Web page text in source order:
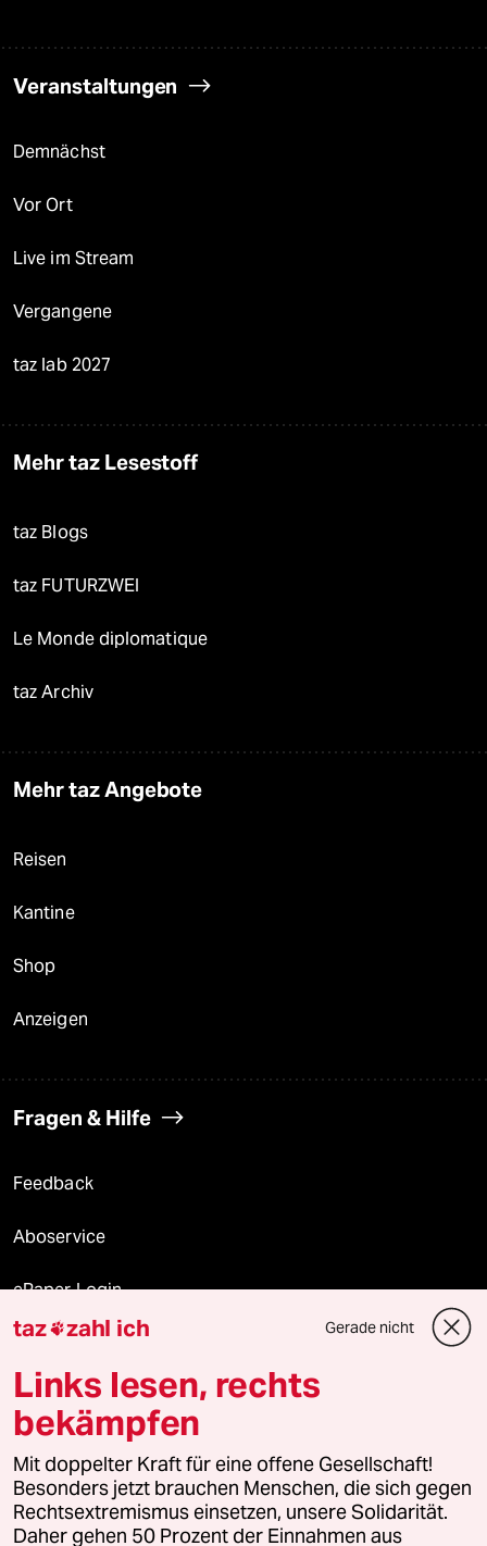
Veranstaltungen
Demnächst
Vor Ort
Live im Stream
Vergangene
taz lab 2027
Mehr taz Lesestoff
taz Blogs
taz FUTURZWEI
Le Monde diplomatique
taz Archiv
Mehr taz Angebote
Reisen
Kantine
Shop
Anzeigen
Fragen & Hilfe
Feedback
Aboservice
ePaper Login
Downloads für Abonnierende
© 2026 taz Verlags und Vertriebs GmbH
Alle Rechte vorbehalten. Bei rechtlichen Fragen oder für Genehmigungen
wenden Sie sich bitte an
lizenzen@taz.de
taz zahl ich Gerade nicht
Links lesen, rechts
bekämpfen
Mit doppelter Kraft für eine offene Gesellschaft!
Besonders jetzt brauchen Menschen, die sich gegen
Rechtsextremismus einsetzen, unsere Solidarität.
Daher gehen 50 Prozent der Einnahmen aus